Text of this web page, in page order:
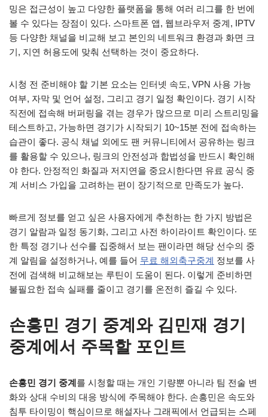
밍은 접근성이 높고 다양한 플랫폼을 통해 여러 리그를 한 번에
볼 수 있다는 장점이 있다. 스마트폰 앱, 웹브라우저 중계, IPTV
등 다양한 채널을 비교해 보고 본인의 네트워크 환경과 화면 크
기, 지연 허용도에 맞춰 선택하는 것이 중요하다.
시청 전 준비해야 할 기본 요소는 인터넷 속도, VPN 사용 가능
여부, 자막 및 언어 설정, 그리고 경기 일정 확인이다. 경기 시작
직전에 접속해 버퍼링을 겪는 경우가 많으므로 미리 스트리밍을
테스트하고, 가능하면 경기가 시작되기 10~15분 전에 접속하는
습관이 좋다. 공식 채널 외에도 팬 커뮤니티에서 공유하는 링크
를 활용할 수 있으나, 링크의 안전성과 합법성을 반드시 확인해
야 한다. 안정적인 화질과 저지연을 중요시한다면 유료 공식 중
계 서비스 가입을 고려하는 편이 장기적으로 만족도가 높다.
빠르게 정보를 얻고 싶은 사용자에게 추천하는 한 가지 방법은
경기 알람과 일정 동기화, 그리고 사전 하이라이트 확인이다. 또
한 특정 경기나 선수를 집중해서 보는 팬이라면 해당 선수의 중
계 알림을 설정하거나, 예를 들어 무료 해외축구중계 정보를 사
전에 검색해 비교해보는 루틴이 도움이 된다. 이렇게 준비하면
불필요한 접속 실패를 줄이고 경기를 온전히 즐길 수 있다.
손흥민 경기 중계 와 김민재 경기
중계 에서 주목할 포인트
손흥민 경기 중계를 시청할 때는 개인 기량뿐 아니라 팀 전술 변
화와 상대 수비의 대응 방식에 주목해야 한다. 손흥민은 속도와
침투 타이밍이 핵심이므로 해설자나 그래픽에서 언급되는 스페